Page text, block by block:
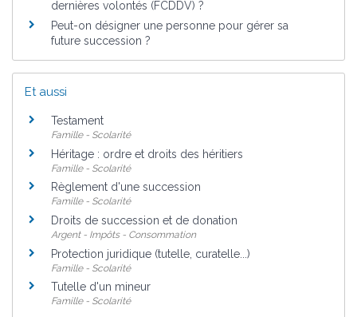
dernières volontés (FCDDV) ?
Peut-on désigner une personne pour gérer sa
future succession ?
Et aussi
Testament
Famille - Scolarité
Héritage : ordre et droits des héritiers
Famille - Scolarité
Règlement d'une succession
Famille - Scolarité
Droits de succession et de donation
Argent - Impôts - Consommation
Protection juridique (tutelle, curatelle...)
Famille - Scolarité
Tutelle d'un mineur
Famille - Scolarité